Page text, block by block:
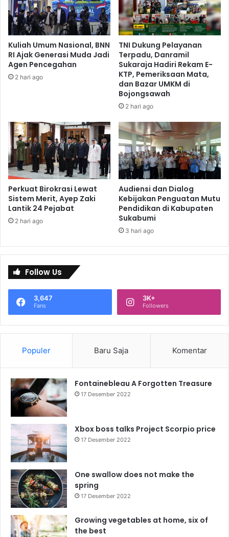
Kuliah Umum Nasional, BNN
RI Ajak Generasi Muda Jadi
Agen Pencegahan
2 hari ago
TNI Dukung Pelayanan
Terpadu, Danramil
Sukaraja Hadiri Rekam E-
KTP, Pemeriksaan Mata,
dan Bazar UMKM di
Bojongsawah
2 hari ago
Perkuat Birokrasi Lewat
Sistem Merit, Ayep Zaki
Lantik 24 Pejabat
2 hari ago
Audiensi dan Dialog
Kebijakan Penguatan Mutu
Pendidikan di Kabupaten
Sukabumi
3 hari ago
Follow Us
3,647
Fans
3K+
Followers
Populer Baru Saja Komentar
Fontainebleau A Forgotten Treasure
17 Desember 2022
Xbox boss talks Project Scorpio price
17 Desember 2022
One swallow does not make the
spring
17 Desember 2022
Growing vegetables at home, six of
the best